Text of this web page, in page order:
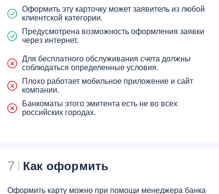
Оформить эту карточку может заявитель из любой
клиентской категории.
Предусмотрена возможность оформления заявки
через интернет.
Для бесплатного обслуживания счета должны
соблюдаться определенные условия.
Плохо работает мобильное приложение и сайт
компании.
Банкоматы этого эмитента есть не во всех
российских городах.
7 Как оформить
Оформить карту можно при помощи менеджера банка